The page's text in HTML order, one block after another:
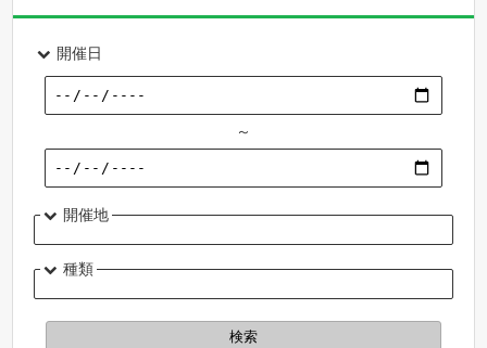
開催日
～
開催地
種類